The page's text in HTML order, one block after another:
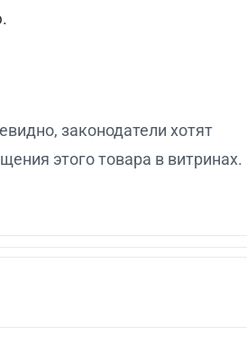
законодатели хотят
этого товара в витринах.